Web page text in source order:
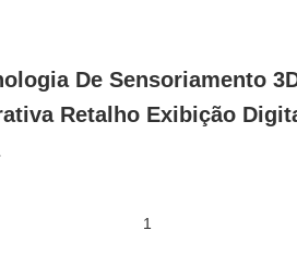
De Sensoriamento
Retalho Exibição
1